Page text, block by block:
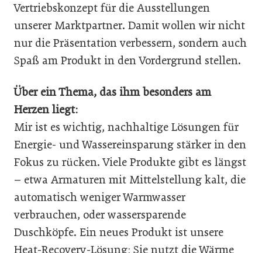
Vertriebskonzept für die Ausstellungen
unserer Marktpartner. Damit wollen wir nicht
nur die Präsentation verbessern, sondern auch
Spaß am Produkt in den Vordergrund stellen.
Über ein Thema, das ihm besonders am
Herzen liegt:
Mir ist es wichtig, nachhaltige Lösungen für
Energie- und Wassereinsparung stärker in den
Fokus zu rücken. Viele Produkte gibt es längst
– etwa Armaturen mit Mittelstellung kalt, die
automatisch weniger Warmwasser
verbrauchen, oder wassersparende
Duschköpfe. Ein neues Produkt ist unsere
Heat-Recovery-Lösung: Sie nutzt die Wärme